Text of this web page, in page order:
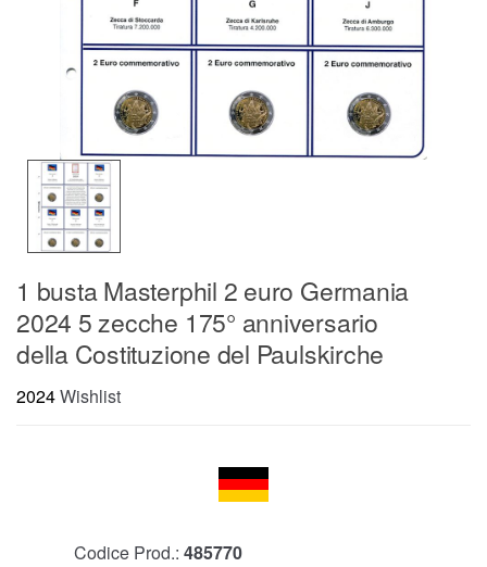
1 busta Masterphil 2 euro Germania
2024 5 zecche 175° anniversario
della Costituzione del Paulskirche
2024Wishlist
Codice Prod.: 485770